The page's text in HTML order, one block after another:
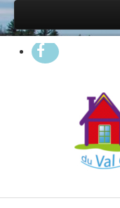
Accueil
Présentation
Nos partenaires
On parle de nous...
Questions